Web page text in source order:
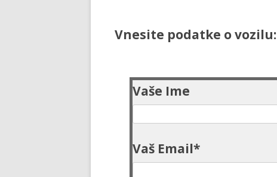
Vnesite podatke o vozilu:
Vaše Ime
Vaš Email*